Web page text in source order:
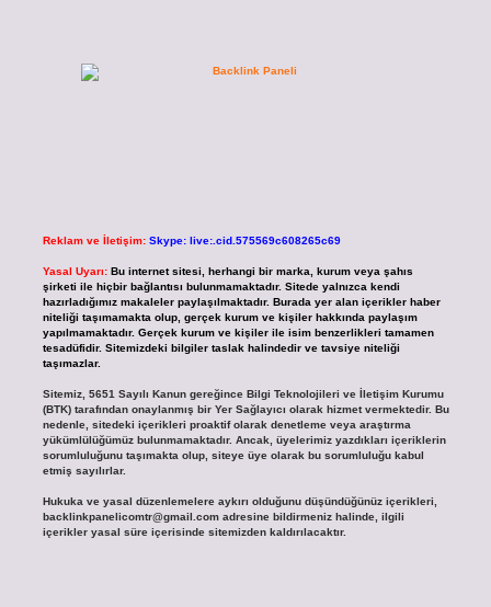
Reklam ve İletişim: Skype: live:.cid.575569c608265c69
Yasal Uyarı: Bu internet sitesi, herhangi bir marka, kurum veya şahıs
şirketi ile hiçbir bağlantısı bulunmamaktadır. Sitede yalnızca kendi
hazırladığımız makaleler paylaşılmaktadır. Burada yer alan içerikler haber
niteliği taşımamakta olup, gerçek kurum ve kişiler hakkında paylaşım
yapılmamaktadır. Gerçek kurum ve kişiler ile isim benzerlikleri tamamen
tesadüfidir. Sitemizdeki bilgiler taslak halindedir ve tavsiye niteliği
taşımazlar.
Sitemiz, 5651 Sayılı Kanun gereğince Bilgi Teknolojileri ve İletişim Kurumu
(BTK) tarafından onaylanmış bir Yer Sağlayıcı olarak hizmet vermektedir. Bu
nedenle, sitedeki içerikleri proaktif olarak denetleme veya araştırma
yükümlülüğümüz bulunmamaktadır. Ancak, üyelerimiz yazdıkları içeriklerin
sorumluluğunu taşımakta olup, siteye üye olarak bu sorumluluğu kabul
etmiş sayılırlar.
Hukuka ve yasal düzenlemelere aykırı olduğunu düşündüğünüz içerikleri,
backlinkpanelicomtr@gmail.comadresine bildirmeniz halinde, ilgili
içerikler yasal süre içerisinde sitemizden kaldırılacaktır.